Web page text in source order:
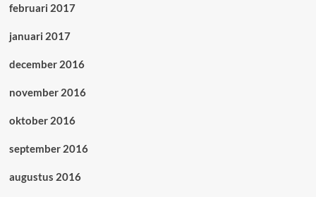
februari 2017
januari 2017
december 2016
november 2016
oktober 2016
september 2016
augustus 2016